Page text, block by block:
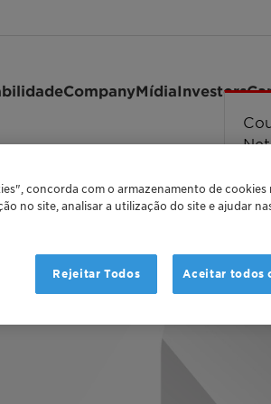
CompanyMídiaInvestors
concorda com o armazenamento de cookies
no site, analisar a utilização do site e ajudar
Rejeitar Todos Aceitar todos